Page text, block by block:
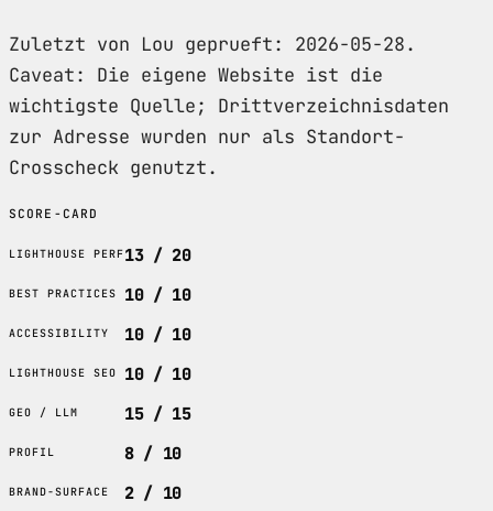
Zuletzt von Lou geprueft: 2026-05-28.
Caveat: Die eigene Website ist die
wichtigste Quelle; Drittverzeichnisdaten
zur Adresse wurden nur als Standort-
Crosscheck genutzt.
SCORE-CARD
LIGHTHOUSE PERF13 / 20
BEST PRACTICES 10 / 10
ACCESSIBILITY 10 / 10
LIGHTHOUSE SEO 10 / 10
GEO / LLM 15 / 15
PROFIL 8 / 10
BRAND-SURFACE 2 / 10